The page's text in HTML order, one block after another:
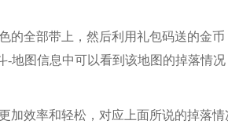
的全部带上，然后利用礼包码送的金
-地图信息中可以看到该地图的掉落情
加效率和轻松，对应上面所说的掉落